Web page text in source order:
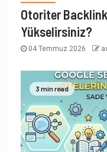
Otoriter Backlink
Yükselirsiniz?
04 Temmuz 2026
3 min read